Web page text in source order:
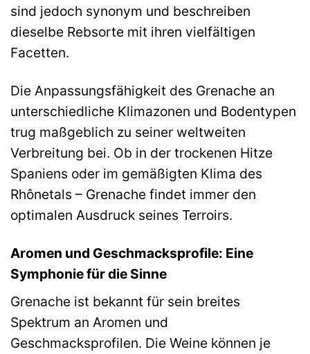
sind jedoch synonym und beschreiben
dieselbe Rebsorte mit ihren vielfältigen
Facetten.
Die Anpassungsfähigkeit des Grenache an
unterschiedliche Klimazonen und Bodentypen
trug maßgeblich zu seiner weltweiten
Verbreitung bei. Ob in der trockenen Hitze
Spaniens oder im gemäßigten Klima des
Rhônetals – Grenache findet immer den
optimalen Ausdruck seines Terroirs.
Aromen und Geschmacksprofile: Eine
Symphonie für die Sinne
Grenache ist bekannt für sein breites
Spektrum an Aromen und
Geschmacksprofilen. Die Weine können je